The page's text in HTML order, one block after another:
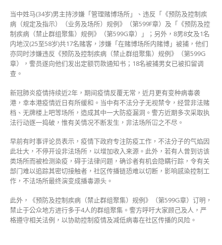
当中姓马(34岁)男主持涉嫌「管理赌博场所」、违反「《预防及控制疾
病（规定及指示）（业务及场所）规例》（第599F章）及「《预防及控
制疾病（禁止群组聚集）规例》（第599G章）」；另外，8男8女及1名
内地汉(25至58岁)共17名赌客，涉嫌「在赌博场所内赌博」被捕，他们
亦同时涉嫌违反《预防及控制疾病（禁止群组聚集）规例》（第599G
章），警员遂向他们发出定额罚款通知书；18名被捕男女已被扣留调
查。
新冠肺炎疫情持续近2年，期间疫情反覆无常，近月更有变种病毒袭
港，幸本港疫情近日有所缓和。当中有不法分子无视禁令，经营非法赌
档、无牌楼上吧等场所，造成其中一大防疫漏洞。警方近期多次采取执
法行动逐一捣破，惟有关情况不断发生，非法场所冚之不尽。
早前有时事评论员表示，疫情下政府专注防疫工作，不法分子的气焰因
此壮大，不停开设非法场所，以增加收入来源。此外，若有人曾到访该
类场所而被检测染疫，碍于法律问题，确诊者有机会隐瞒行踪，令有关
部门难以追踪其密切接触者，社区传播链恐难以切断，影响感染控制工
作，不法场所最终演变成播毒源头。
此外，《预防及控制疾病（禁止群组聚集）规例》（第599G章）订明，
禁止于公众地方进行多于4人的群组聚集。警方呼吁大家顾己及人，严
格遵守相关法例，以协助控制疫情及减低病毒在社区传播的风险。